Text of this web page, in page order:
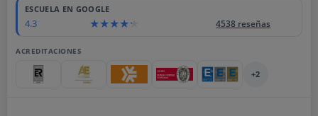
ESCUELA EN GOOGLE
4.3 4538 reseñas
ACREDITACIONES
+2